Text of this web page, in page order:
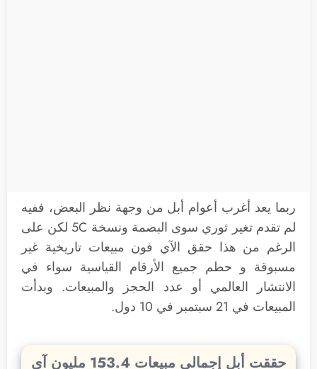
ربما يعد أغرب أعوام أبل من وجهة نظر البعض، ففيه
لم تقدم تغير ثوري سوى البصمة ونسخة 5C لكن على
الرغم من هذا حقق الآي فون مبيعات تاريخية غير
مسبوقة و حطم جميع الأرقام القياسية سواء في
الانتشار العالمي أو عدد الحجز والمبيعات. وبدأت
المبيعات في 21 سبتمبر في 10 دول.
حققت أبل إجمالي مبيعات 153.4 مليون آي